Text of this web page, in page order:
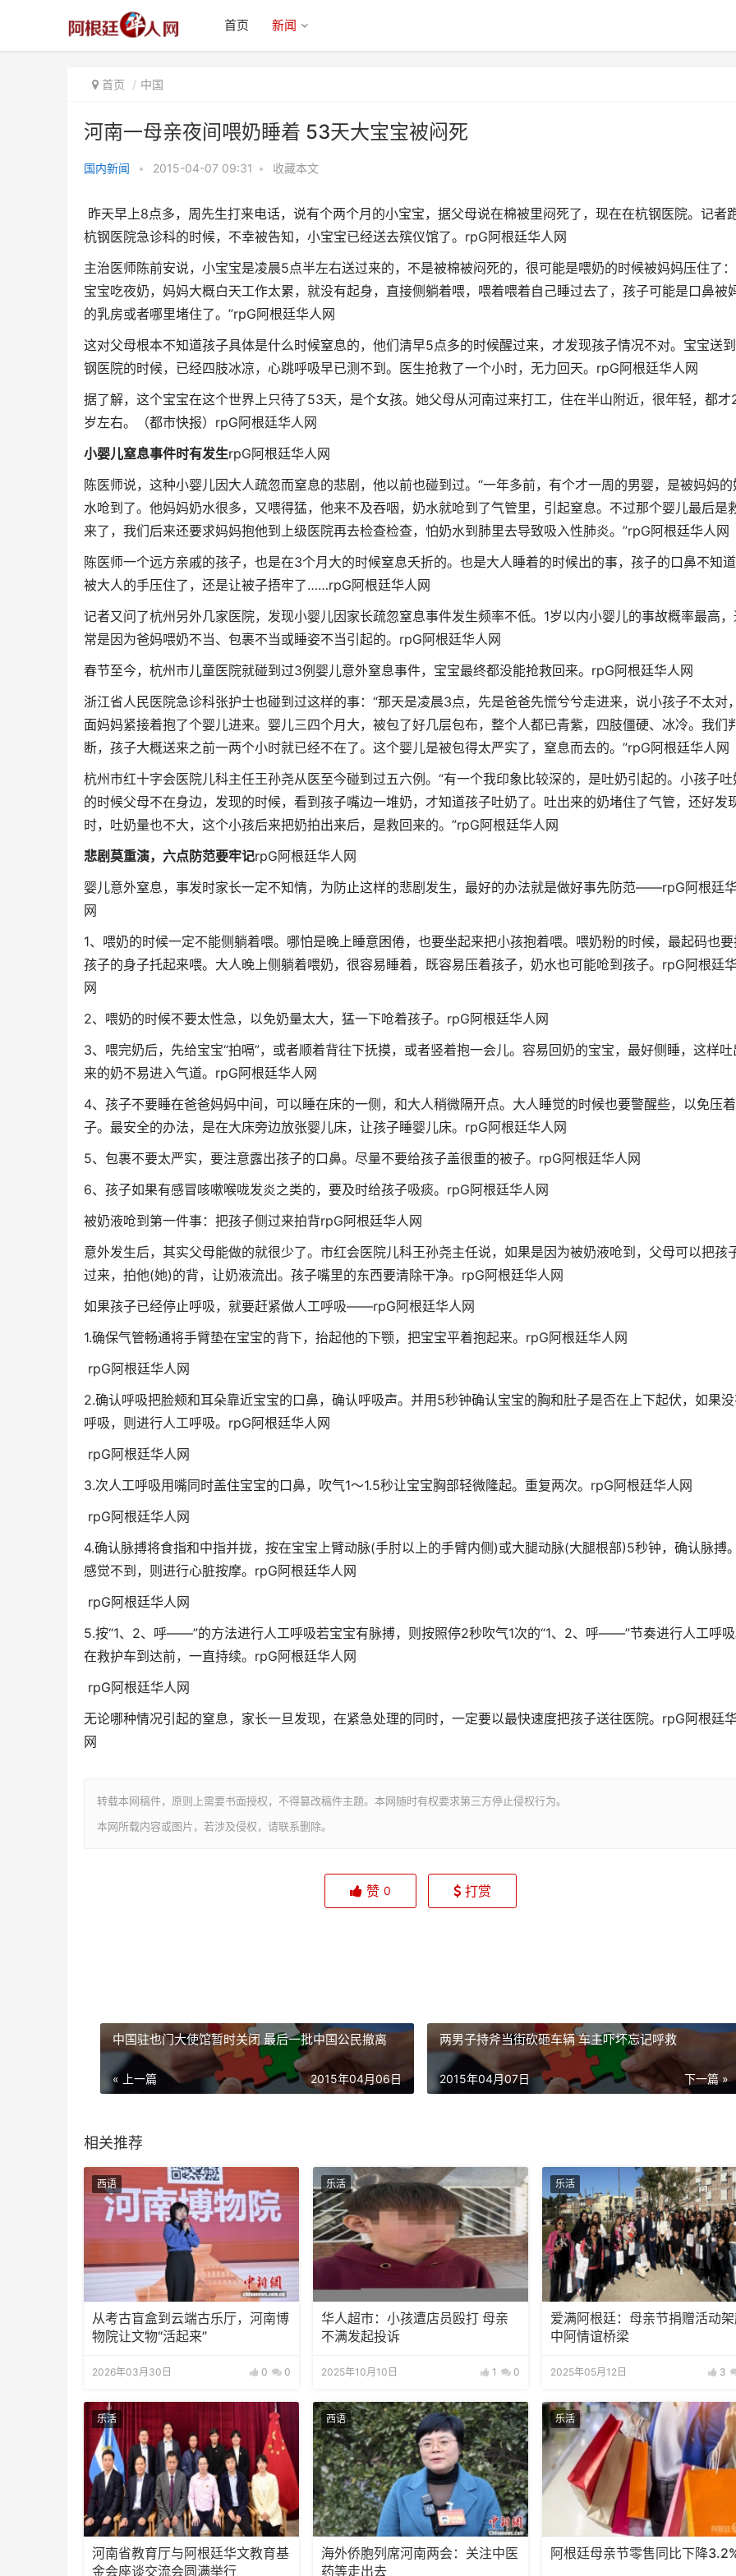
首页 新闻
首页 中国
河南一母亲夜间喂奶睡着 53天大宝宝被闷死
国内新闻 • 2015-04-07 09:31 • 收藏本文
昨天早上8点多，周先生打来电话，说有个两个月的小宝宝，据父母说在棉被里闷死了，现在在杭钢医院。记者
杭钢医院急诊科的时候，不幸被告知，小宝宝已经送去殡仪馆了。 rpG阿根廷华人网
主治医师陈前安说，小宝宝是凌晨5点半左右送过来的，不是被棉被闷死的，很可能是喂奶的时候被妈妈压住了
宝宝吃夜奶，妈妈大概白天工作太累，就没有起身，直接侧躺着喂，喂着喂着自己睡过去了，孩子可能是口鼻被
的乳房或者哪里堵住了。”rpG阿根廷华人网
这对父母根本不知道孩子具体是什么时候窒息的，他们清早5点多的时候醒过来，才发现孩子情况不对。宝宝送
钢医院的时候，已经四肢冰凉，心跳呼吸早已测不到。医生抢救了一个小时，无力回天。 rpG阿根廷华人网
据了解，这个宝宝在这个世界上只待了53天，是个女孩。她父母从河南过来打工，住在半山附近，很年轻，都才
岁左右。（都市快报） rpG阿根廷华人网
小婴儿窒息事件时有发生rpG阿根廷华人网
陈医师说，这种小婴儿因大人疏忽而窒息的悲剧，他以前也碰到过。“一年多前，有个才一周的男婴，是被妈妈的
水呛到了。他妈妈奶水很多，又喂得猛，他来不及吞咽，奶水就呛到了气管里，引起窒息。不过那个婴儿最后是
来了，我们后来还要求妈妈抱他到上级医院再去检查检查，怕奶水到肺里去导致吸入性肺炎。”rpG阿根廷华人网
陈医师一个远方亲戚的孩子，也是在3个月大的时候窒息夭折的。也是大人睡着的时候出的事，孩子的口鼻不知
被大人的手压住了，还是让被子捂牢了……rpG阿根廷华人网
记者又问了杭州另外几家医院，发现小婴儿因家长疏忽窒息事件发生频率不低。1岁以内小婴儿的事故概率最高
常是因为爸妈喂奶不当、包裹不当或睡姿不当引起的。 rpG阿根廷华人网
春节至今，杭州市儿童医院就碰到过3例婴儿意外窒息事件，宝宝最终都没能抢救回来。 rpG阿根廷华人网
浙江省人民医院急诊科张护士也碰到过这样的事：“那天是凌晨3点，先是爸爸先慌兮兮走进来，说小孩子不太对
面妈妈紧接着抱了个婴儿进来。婴儿三四个月大，被包了好几层包布，整个人都已青紫，四肢僵硬、冰冷。我们
断，孩子大概送来之前一两个小时就已经不在了。这个婴儿是被包得太严实了，窒息而去的。”rpG阿根廷华人网
杭州市红十字会医院儿科主任王孙尧从医至今碰到过五六例。“有一个我印象比较深的，是吐奶引起的。小孩子吐
的时候父母不在身边，发现的时候，看到孩子嘴边一堆奶，才知道孩子吐奶了。吐出来的奶堵住了气管，还好发
时，吐奶量也不大，这个小孩后来把奶拍出来后，是救回来的。”rpG阿根廷华人网
悲剧莫重演，六点防范要牢记rpG阿根廷华人网
婴儿意外窒息，事发时家长一定不知情，为防止这样的悲剧发生，最好的办法就是做好事先防范——rpG阿根廷
网
1、喂奶的时候一定不能侧躺着喂。哪怕是晚上睡意困倦，也要坐起来把小孩抱着喂。喂奶粉的时候，最起码也
孩子的身子托起来喂。大人晚上侧躺着喂奶，很容易睡着，既容易压着孩子，奶水也可能呛到孩子。 rpG阿根廷
网
2、喂奶的时候不要太性急，以免奶量太大，猛一下呛着孩子。 rpG阿根廷华人网
3、喂完奶后，先给宝宝“拍嗝”，或者顺着背往下抚摸，或者竖着抱一会儿。容易回奶的宝宝，最好侧睡，这样吐
来的奶不易进入气道。 rpG阿根廷华人网
4、孩子不要睡在爸爸妈妈中间，可以睡在床的一侧，和大人稍微隔开点。大人睡觉的时候也要警醒些，以免压
子。最安全的办法，是在大床旁边放张婴儿床，让孩子睡婴儿床。 rpG阿根廷华人网
5、包裹不要太严实，要注意露出孩子的口鼻。尽量不要给孩子盖很重的被子。 rpG阿根廷华人网
6、孩子如果有感冒咳嗽喉咙发炎之类的，要及时给孩子吸痰。 rpG阿根廷华人网
被奶液呛到第一件事：把孩子侧过来拍背rpG阿根廷华人网
意外发生后，其实父母能做的就很少了。市红会医院儿科王孙尧主任说，如果是因为被奶液呛到，父母可以把孩
过来，拍他(她)的背，让奶液流出。孩子嘴里的东西要清除干净。 rpG阿根廷华人网
如果孩子已经停止呼吸，就要赶紧做人工呼吸——rpG阿根廷华人网
1.确保气管畅通将手臂垫在宝宝的背下，抬起他的下颚，把宝宝平着抱起来。 rpG阿根廷华人网
rpG阿根廷华人网
2.确认呼吸把脸颊和耳朵靠近宝宝的口鼻，确认呼吸声。并用5秒钟确认宝宝的胸和肚子是否在上下起伏，如果
呼吸，则进行人工呼吸。 rpG阿根廷华人网
rpG阿根廷华人网
3.次人工呼吸用嘴同时盖住宝宝的口鼻，吹气1～1.5秒让宝宝胸部轻微隆起。重复两次。 rpG阿根廷华人网
rpG阿根廷华人网
4.确认脉搏将食指和中指并拢，按在宝宝上臂动脉(手肘以上的手臂内侧)或大腿动脉(大腿根部)5秒钟，确认脉搏
感觉不到，则进行心脏按摩。 rpG阿根廷华人网
rpG阿根廷华人网
5.按“1、2、呼——”的方法进行人工呼吸若宝宝有脉搏，则按照停2秒吹气1次的“1、2、呼——”节奏进行人工呼吸
在救护车到达前，一直持续。 rpG阿根廷华人网
rpG阿根廷华人网
无论哪种情况引起的窒息，家长一旦发现，在紧急处理的同时，一定要以最快速度把孩子送往医院。 rpG阿根廷
网
转载本网稿件，原则上需要书面授权，不得篡改稿件主题。本网随时有权要求第三方停止侵权行为。
本网所载内容或图片，若涉及侵权，请联系删除。
宝宝被闷死
赞 0 打赏
中国驻也门大使馆暂时关闭 最后一批中国公民撤离
« 上一篇 2015年04月06日
两男子持斧当街砍砸车辆 车主吓坏忘记呼救
下一篇 »
2015年04月07日
相关推荐
西语
从考古盲盒到云端古乐厅，河南博
物院让文物“活起来”
2026年03月30日 0 0
乐活
华人超市：小孩遭店员殴打 母亲
不满发起投诉
2025年10月10日 1 0
乐活
爱满阿根廷：母亲节捐赠活动
中阿情谊桥梁
2025年05月12日 3
乐活
河南省教育厅与阿根廷华文教育基
金会座谈交流会圆满举行
西语
海外侨胞列席河南两会：关注中医
药等走出去
乐活
阿根廷母亲节零售同比下降